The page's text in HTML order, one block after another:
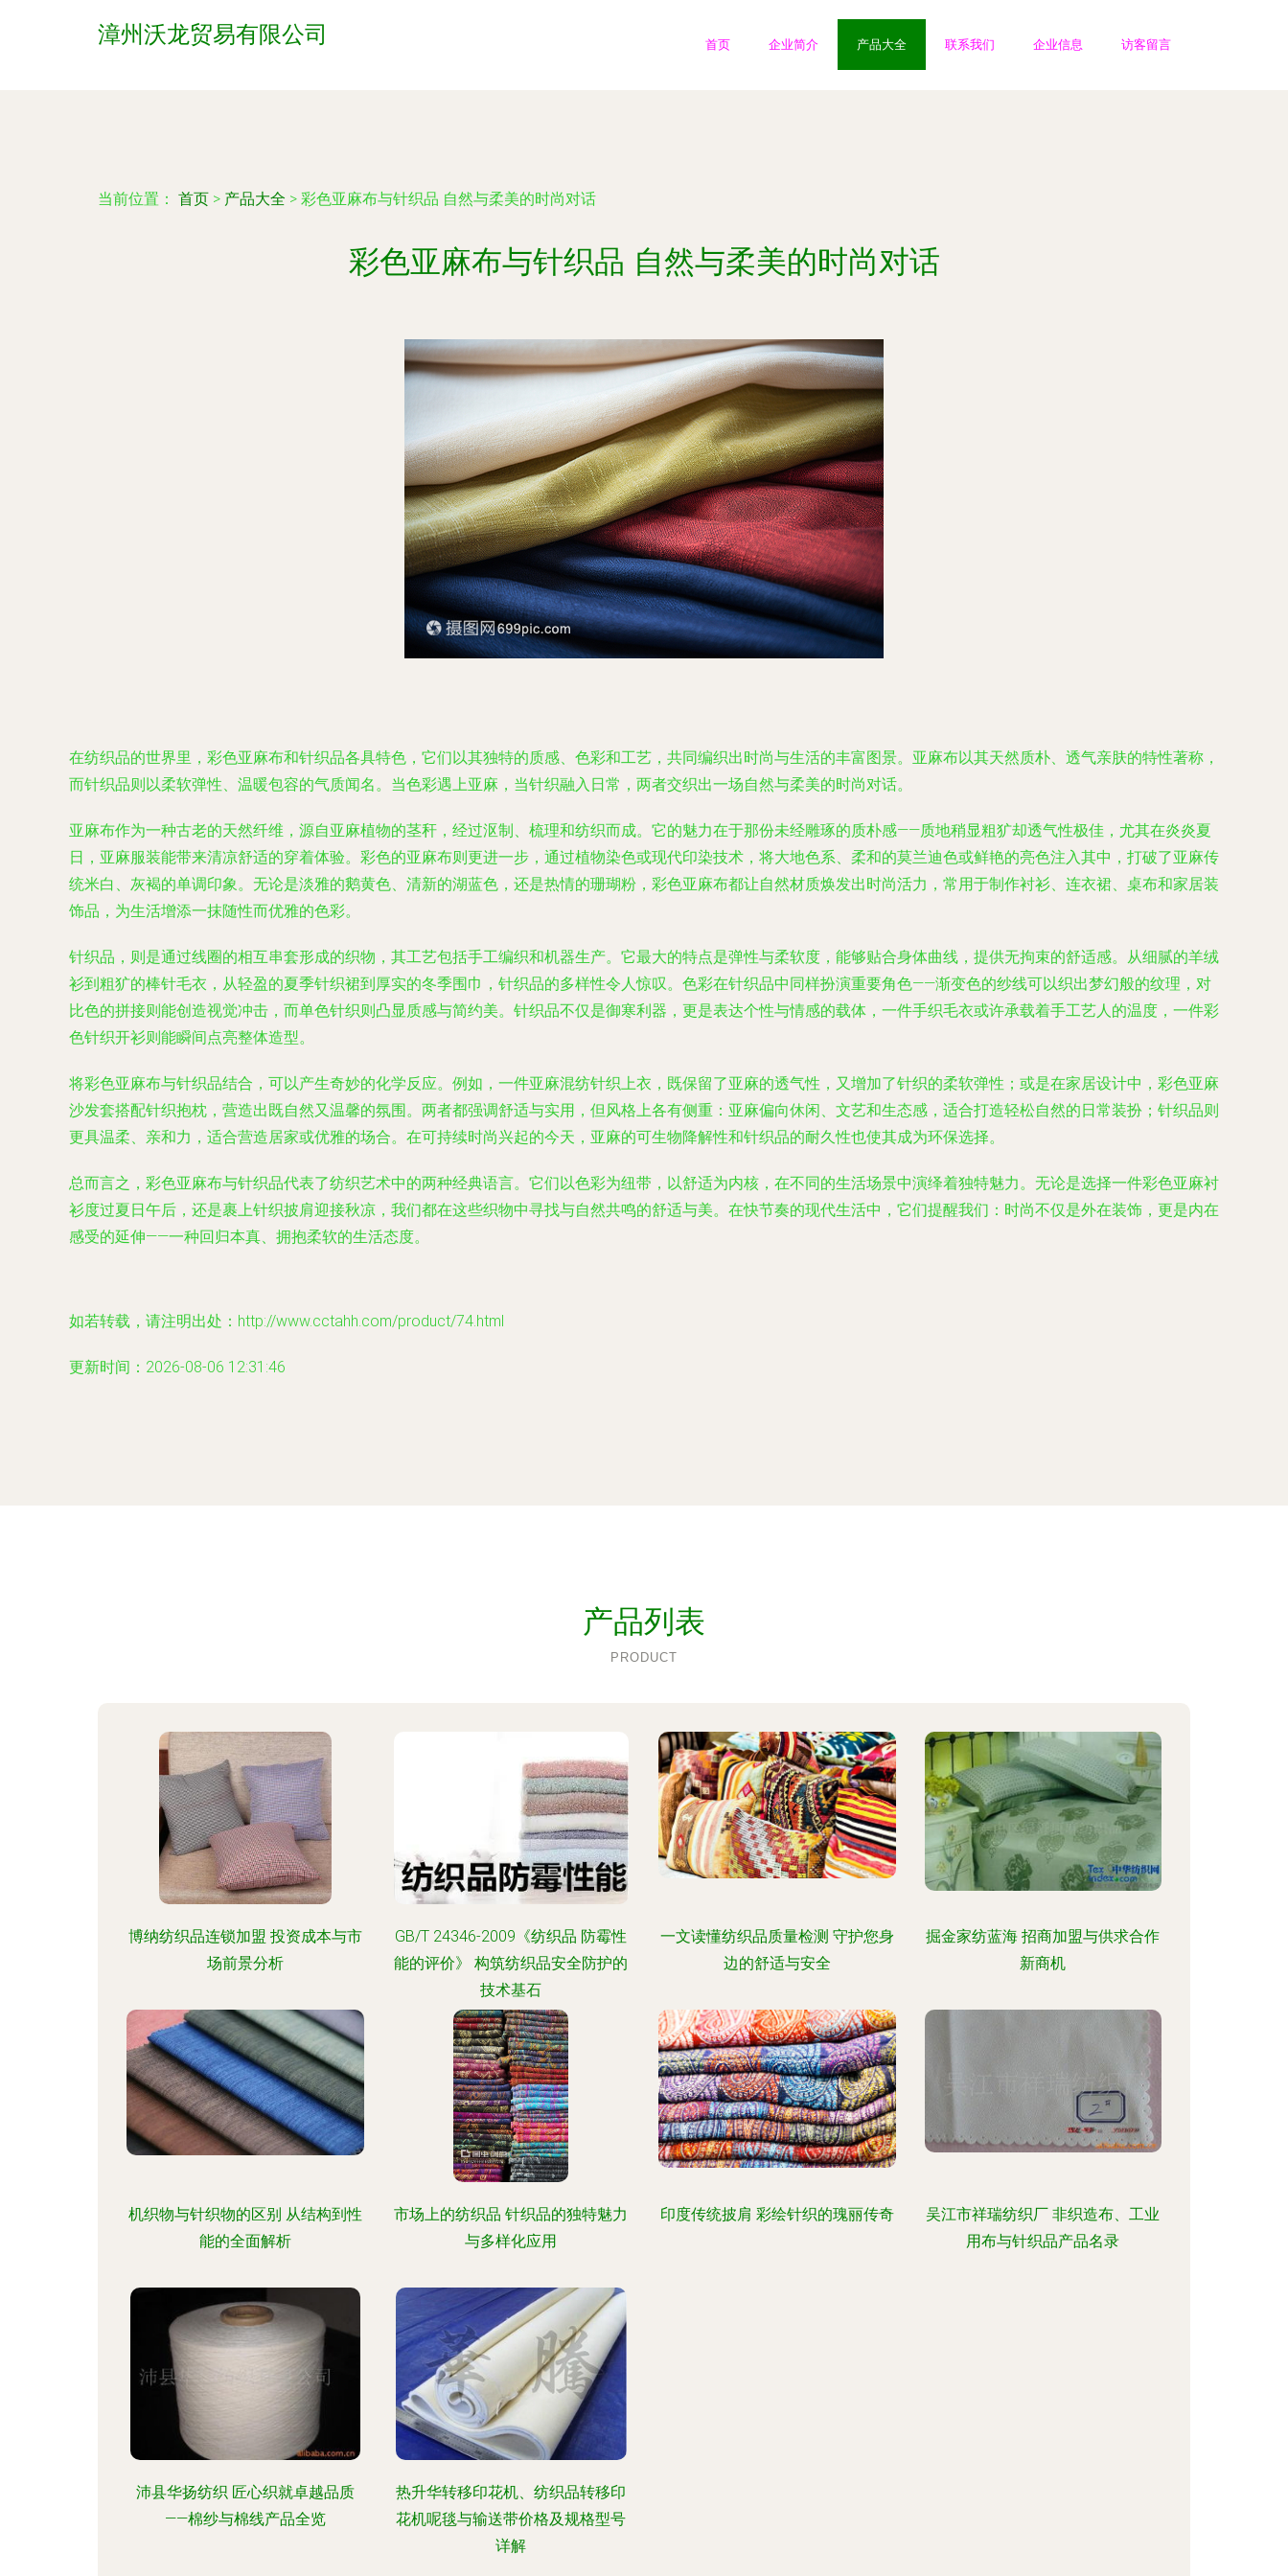
漳州沃龙贸易有限公司 首页 企业简介 产品大全 联系我们 企业信息 访客留言
当前位置： 首页 > 产品大全 > 彩色亚麻布与针织品 自然与柔美的时尚对话
彩色亚麻布与针织品 自然与柔美的时尚对话
在纺织品的世界里，彩色亚麻布和针织品各具特色，它们以其独特的质感、色彩和工艺，共同编织出时尚与生活的丰富图景。亚麻布以其天然质朴、透气亲肤的特性著称，
而针织品则以柔软弹性、温暖包容的气质闻名。当色彩遇上亚麻，当针织融入日常，两者交织出一场自然与柔美的时尚对话。
亚麻布作为一种古老的天然纤维，源自亚麻植物的茎秆，经过沤制、梳理和纺织而成。它的魅力在于那份未经雕琢的质朴感——质地稍显粗犷却透气性极佳，尤其在炎炎夏
日，亚麻服装能带来清凉舒适的穿着体验。彩色的亚麻布则更进一步，通过植物染色或现代印染技术，将大地色系、柔和的莫兰迪色或鲜艳的亮色注入其中，打破了亚麻传
统米白、灰褐的单调印象。无论是淡雅的鹅黄色、清新的湖蓝色，还是热情的珊瑚粉，彩色亚麻布都让自然材质焕发出时尚活力，常用于制作衬衫、连衣裙、桌布和家居装
饰品，为生活增添一抹随性而优雅的色彩。
针织品，则是通过线圈的相互串套形成的织物，其工艺包括手工编织和机器生产。它最大的特点是弹性与柔软度，能够贴合身体曲线，提供无拘束的舒适感。从细腻的羊绒
衫到粗犷的棒针毛衣，从轻盈的夏季针织裙到厚实的冬季围巾，针织品的多样性令人惊叹。色彩在针织品中同样扮演重要角色——渐变色的纱线可以织出梦幻般的纹理，对
比色的拼接则能创造视觉冲击，而单色针织则凸显质感与简约美。针织品不仅是御寒利器，更是表达个性与情感的载体，一件手织毛衣或许承载着手工艺人的温度，一件彩
色针织开衫则能瞬间点亮整体造型。
将彩色亚麻布与针织品结合，可以产生奇妙的化学反应。例如，一件亚麻混纺针织上衣，既保留了亚麻的透气性，又增加了针织的柔软弹性；或是在家居设计中，彩色亚麻
沙发套搭配针织抱枕，营造出既自然又温馨的氛围。两者都强调舒适与实用，但风格上各有侧重：亚麻偏向休闲、文艺和生态感，适合打造轻松自然的日常装扮；针织品则
更具温柔、亲和力，适合营造居家或优雅的场合。在可持续时尚兴起的今天，亚麻的可生物降解性和针织品的耐久性也使其成为环保选择。
总而言之，彩色亚麻布与针织品代表了纺织艺术中的两种经典语言。它们以色彩为纽带，以舒适为内核，在不同的生活场景中演绎着独特魅力。无论是选择一件彩色亚麻衬
衫度过夏日午后，还是裹上针织披肩迎接秋凉，我们都在这些织物中寻找与自然共鸣的舒适与美。在快节奏的现代生活中，它们提醒我们：时尚不仅是外在装饰，更是内在
感受的延伸——一种回归本真、拥抱柔软的生活态度。
如若转载，请注明出处：http://www.cctahh.com/product/74.html
更新时间：2026-08-06 12:31:46
产品列表
PRODUCT
博纳纺织品连锁加盟 投资成本与市
场前景分析
GB/T 24346-2009《纺织品 防霉性
能的评价》 构筑纺织品安全防护的
技术基石
一文读懂纺织品质量检测 守护您身
边的舒适与安全
掘金家纺蓝海 招商加盟与供求合作
新商机
机织物与针织物的区别 从结构到性
能的全面解析
市场上的纺织品 针织品的独特魅力
与多样化应用
印度传统披肩 彩绘针织的瑰丽传奇
吴江市祥瑞纺织厂 非织造布、工业
用布与针织品产品名录
沛县华扬纺织 匠心织就卓越品质
——棉纱与棉线产品全览
热升华转移印花机、纺织品转移印
花机呢毯与输送带价格及规格型号
详解